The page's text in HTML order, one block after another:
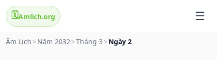
🗓️Amlich.org
Âm Lịch > Năm 2032>Tháng 3 > Ngày 2